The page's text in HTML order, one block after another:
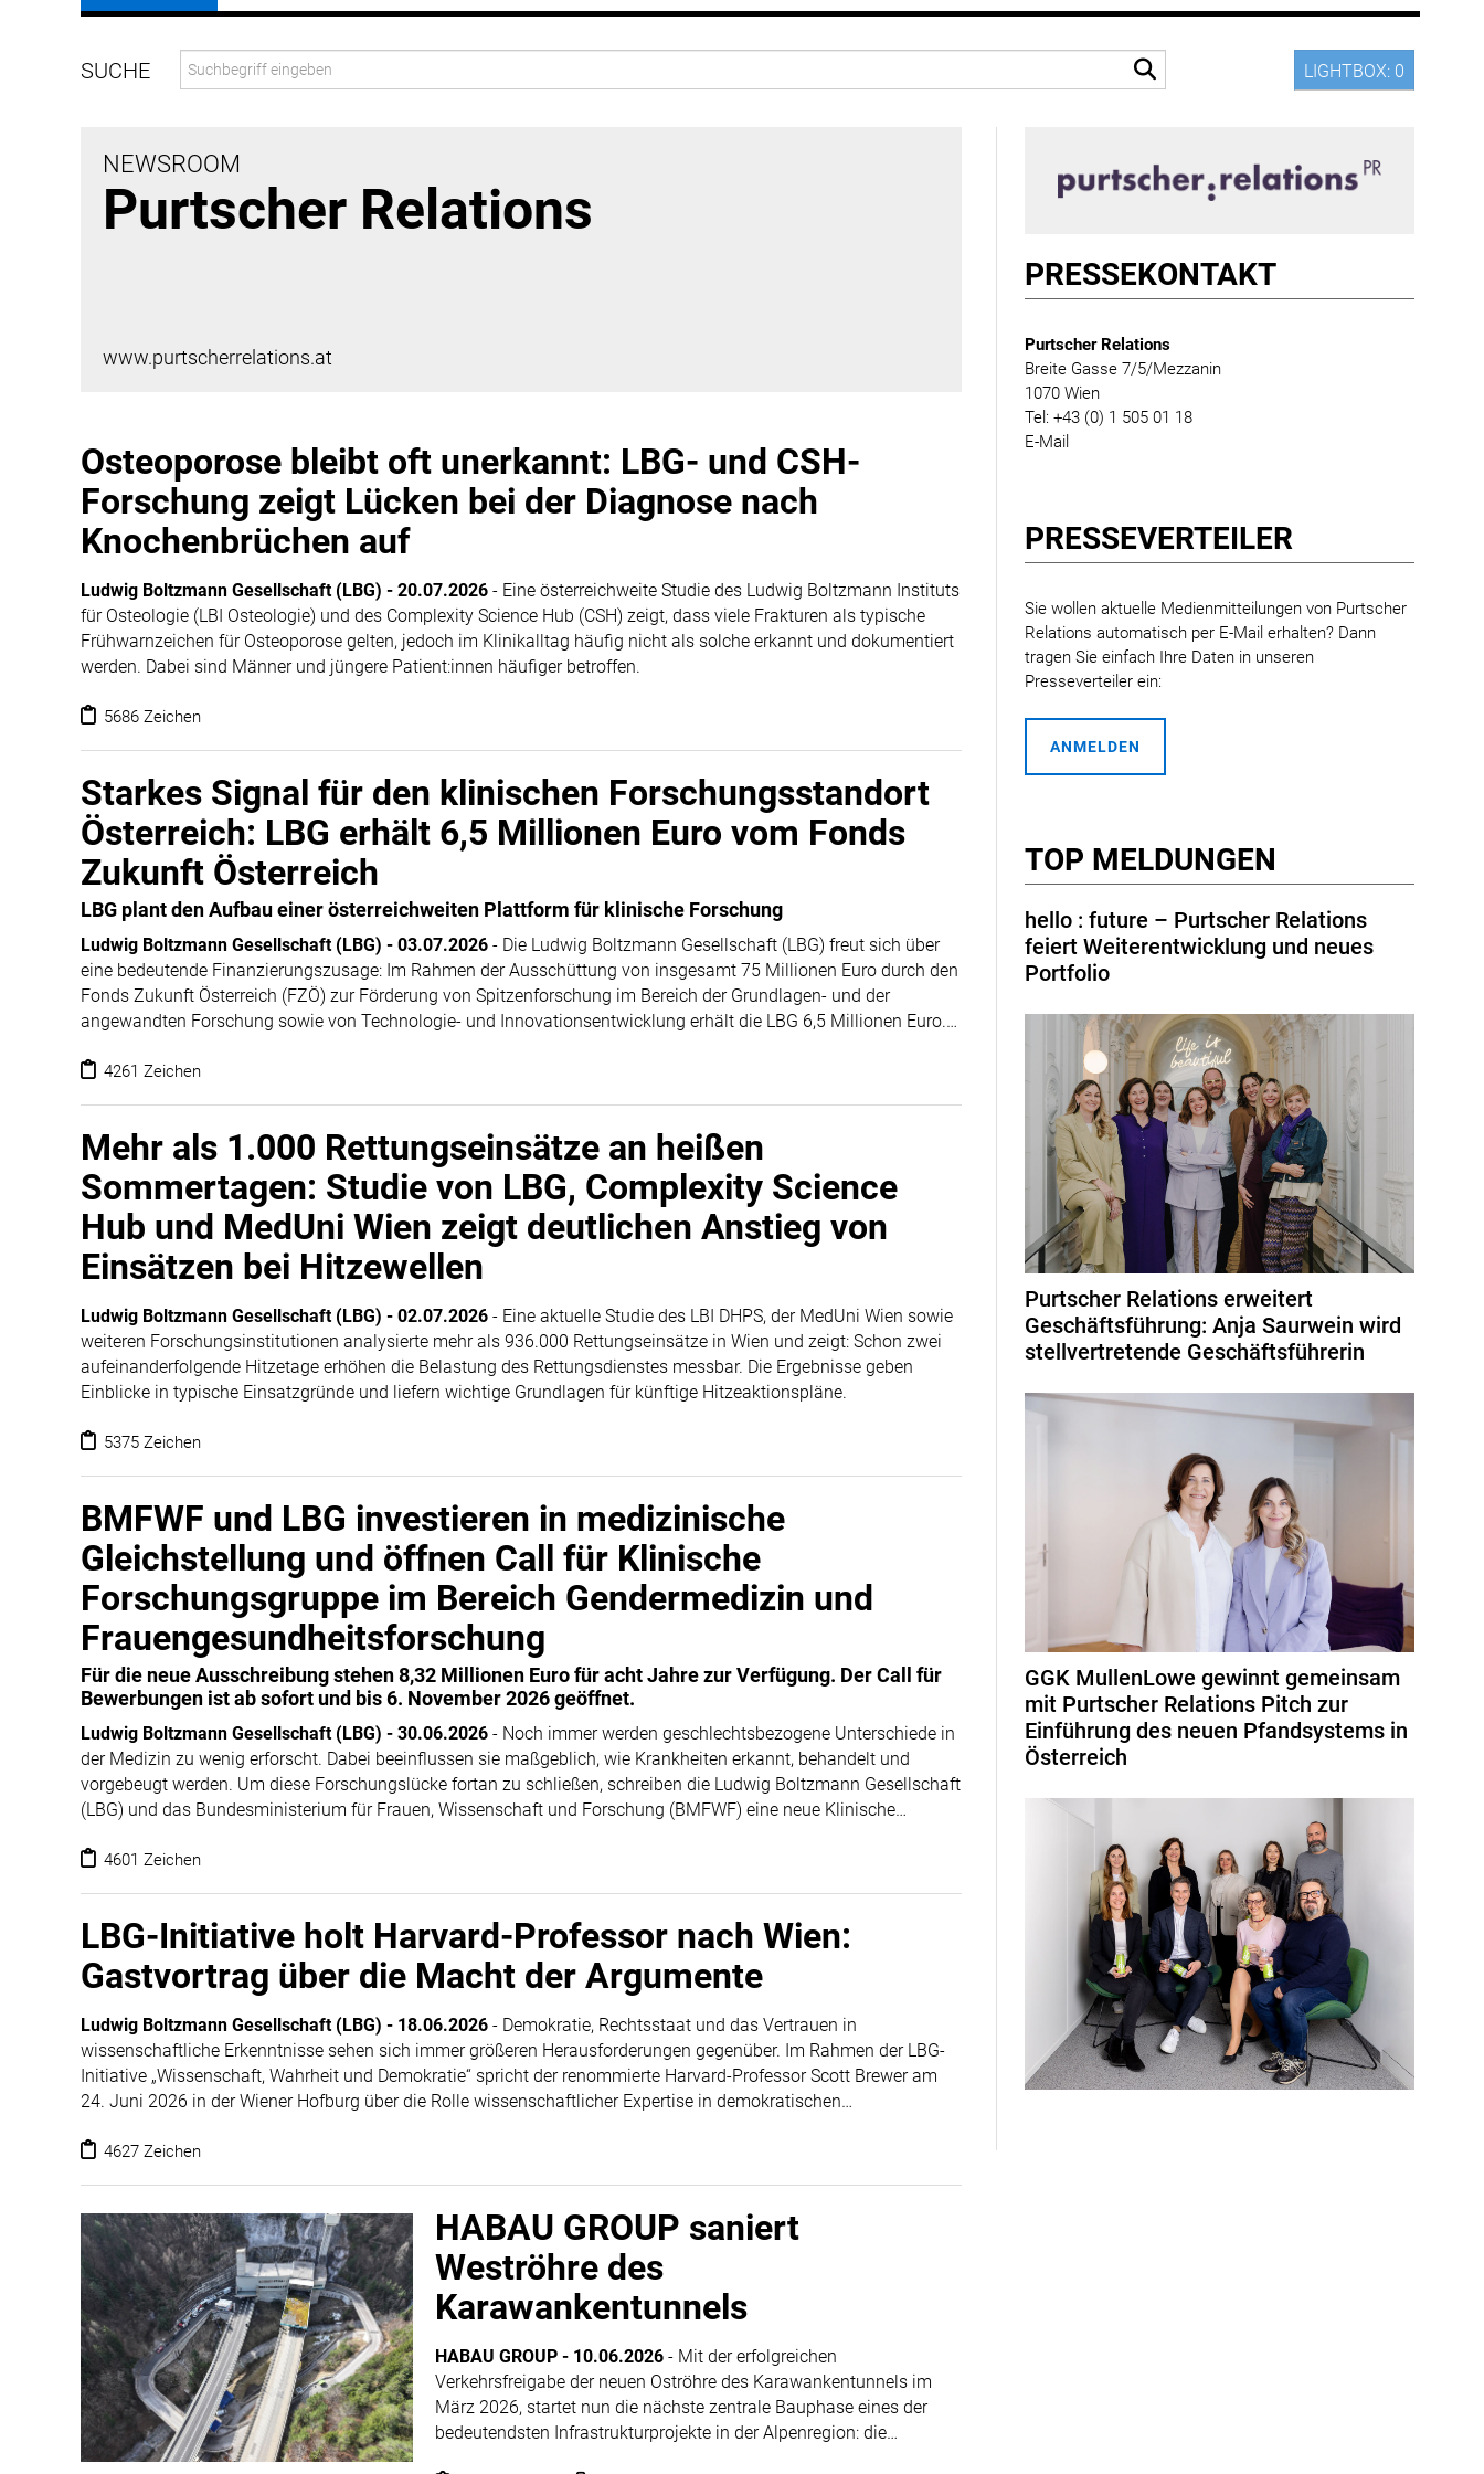
LIGHTBOX: 0
NEWSROOM
Purtscher Relations
www.purtscherrelations.at
Osteoporose bleibt oft unerkannt: LBG- und CSH-
Forschung zeigt Lücken bei der Diagnose nach
Knochenbrüchen auf
Ludwig Boltzmann Gesellschaft (LBG) - 20.07.2026 - Eine österreichweite Studie des Ludwig Boltzmann Instituts
für Osteologie (LBI Osteologie) und des Complexity Science Hub (CSH) zeigt, dass viele Frakturen als typische
Frühwarnzeichen für Osteoporose gelten, jedoch im Klinikalltag häufig nicht als solche erkannt und dokumentiert
werden. Dabei sind Männer und jüngere Patient:innen häufiger betroffen.
5686 Zeichen
Starkes Signal für den klinischen Forschungsstandort
Österreich: LBG erhält 6,5 Millionen Euro vom Fonds
Zukunft Österreich
LBG plant den Aufbau einer österreichweiten Plattform für klinische Forschung
Ludwig Boltzmann Gesellschaft (LBG) - 03.07.2026 - Die Ludwig Boltzmann Gesellschaft (LBG) freut sich über
eine bedeutende Finanzierungszusage: Im Rahmen der Ausschüttung von insgesamt 75 Millionen Euro durch den
Fonds Zukunft Österreich (FZÖ) zur Förderung von Spitzenforschung im Bereich der Grundlagen- und der
angewandten Forschung sowie von Technologie- und Innovationsentwicklung erhält die LBG 6,5 Millionen Euro.
Konkret werden damit Infrastruktur und Services entwickelt, die klinische Forschung im Land koordinierend
Sciences langfristig zu etablieren und an die Innovationsführer in Europa heranzuführen.
4261 Zeichen
Mehr als 1.000 Rettungseinsätze an heißen
Sommertagen: Studie von LBG, Complexity Science
Hub und MedUni Wien zeigt deutlichen Anstieg von
Einsätzen bei Hitzewellen
Ludwig Boltzmann Gesellschaft (LBG) - 02.07.2026 - Eine aktuelle Studie des LBI DHPS, der MedUni Wien sowie
weiteren Forschungsinstitutionen analysierte mehr als 936.000 Rettungseinsätze in Wien und zeigt: Schon zwei
aufeinanderfolgende Hitzetage erhöhen die Belastung des Rettungsdienstes messbar. Die Ergebnisse geben
Einblicke in typische Einsatzgründe und liefern wichtige Grundlagen für künftige Hitzeaktionspläne.
5375 Zeichen
BMFWF und LBG investieren in medizinische
Gleichstellung und öffnen Call für Klinische
Forschungsgruppe im Bereich Gendermedizin und
Frauengesundheitsforschung
Für die neue Ausschreibung stehen 8,32 Millionen Euro für acht Jahre zur Verfügung. Der Call für
Bewerbungen ist ab sofort und bis 6. November 2026 geöffnet.
Ludwig Boltzmann Gesellschaft (LBG) - 30.06.2026 - Noch immer werden geschlechtsbezogene Unterschiede in
der Medizin zu wenig erforscht. Dabei beeinflussen sie maßgeblich, wie Krankheiten erkannt, behandelt und
vorgebeugt werden. Um diese Forschungslücke fortan zu schließen, schreiben die Ludwig Boltzmann Gesellschaft
(LBG) und das Bundesministerium für Frauen, Wissenschaft und Forschung (BMFWF) eine neue Klinische
Gendermedizin und Frauengesundheit wissenschaftlich zu untersuchen, Erkenntnisse praxisnah zu übertragen
einzureichen.
4601 Zeichen
LBG-Initiative holt Harvard-Professor nach Wien:
Gastvortrag über die Macht der Argumente
Ludwig Boltzmann Gesellschaft (LBG) - 18.06.2026 - Demokratie, Rechtsstaat und das Vertrauen in
wissenschaftliche Erkenntnisse sehen sich immer größeren Herausforderungen gegenüber. Im Rahmen der LBG-
Initiative „Wissenschaft, Wahrheit und Demokratie“ spricht der renommierte Harvard-Professor Scott Brewer am
24. Juni 2026 in der Wiener Hofburg über die Rolle wissenschaftlicher Expertise in demokratischen
4627 Zeichen
HABAU GROUP saniert
Weströhre des
Karawankentunnels
HABAU GROUP- 10.06.2026- Mit der erfolgreichen
Verkehrsfreigabe der neuen Oströhre des Karawankentunnels im
März 2026, startet nun die nächste zentrale Bauphase eines der
bedeutendsten Infrastrukturprojekte in der Alpenregion: die
PRESSE­KONTAKT
Purtscher Relations
Breite Gasse 7/5/Mezzanin
1070 Wien
Tel: +43 (0) 1 505 01 18
E-Mail
PRESSE­VERTEILER
Sie wollen aktuelle Medienmitteilungen von Purtscher
Relations automatisch per E-Mail erhalten? Dann
tragen Sie einfach Ihre Daten in unseren
Presseverteiler ein:
ANMELDEN
TOP MELDUNGEN
hello : future – Purtscher Relations
feiert Weiterentwicklung und neues
Portfolio
Purtscher Relations erweitert
Geschäftsführung: Anja Saurwein wird
stellvertretende Geschäftsführerin
GGK MullenLowe gewinnt gemeinsam
mit Purtscher Relations Pitch zur
Einführung des neuen Pfandsystems in
Österreich